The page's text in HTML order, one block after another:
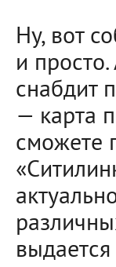
Ну, вот
и
снабдит
— карта
сможете